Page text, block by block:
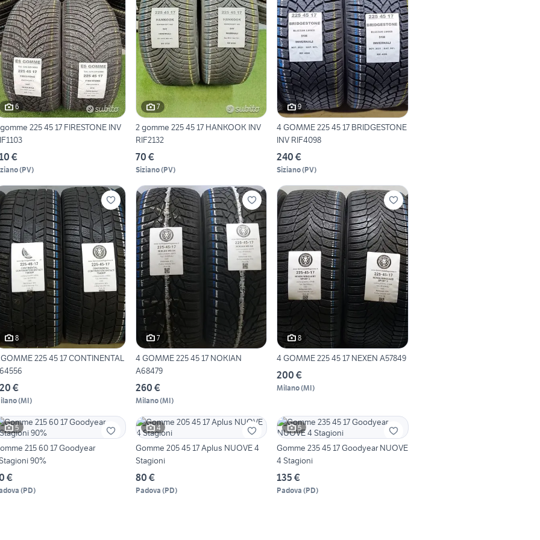
6
225 45 17 FIRESTONE INV
€
(PV)
7
2 gomme 225 45 17 HANKOOK INV
RIF2132
70 €
Siziano(PV)
9
4 GOMME 225 45 17 BRIDGESTONE
INV RIF4098
240 €
Siziano(PV)
8
225 45 17 CONTINENTAL
€
(MI)
7
4 GOMME 225 45 17 NOKIAN
A68479
260 €
Milano(MI)
8
4 GOMME 225 45 17 NEXEN A57849
200 €
Milano(MI)
5
215 60 17 Goodyear
4Stagioni 90%
€
(PD)
4
Gomme 205 45 17 Aplus NUOVE 4
Stagioni
80 €
Padova (PD)
5
Gomme 235 45 17 Goodyear NUOVE
4 Stagioni
135 €
Padova (PD)